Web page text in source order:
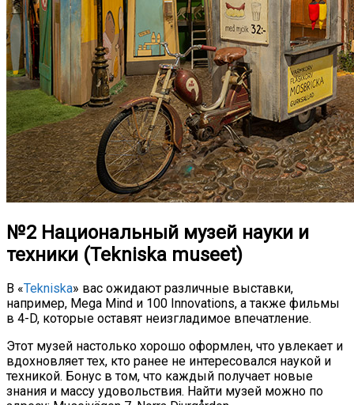
№2 Национальный музей науки и
техники (Tekniska museet)
В «Tekniska» вас ожидают различные выставки,
например, Mega Mind и 100 Innovations, а также фильмы
в 4-D, которые оставят неизгладимое впечатление.
Этот музей настолько хорошо оформлен, что увлекает и
вдохновляет тех, кто ранее не интересовался наукой и
техникой. Бонус в том, что каждый получает новые
знания и массу удовольствия. Найти музей можно по